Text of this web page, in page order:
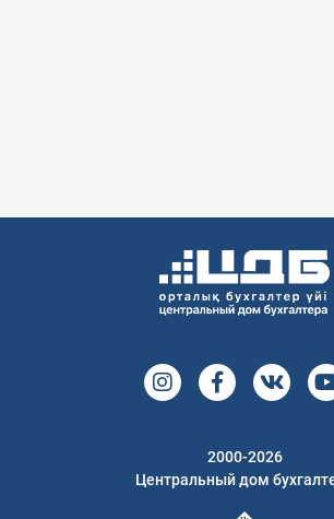
2000-2026
Центральный дом